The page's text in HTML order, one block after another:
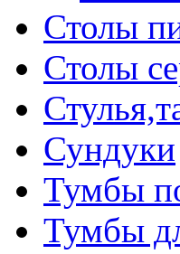
Столы
Столы
Сундуки
Тумбы
Тумбы